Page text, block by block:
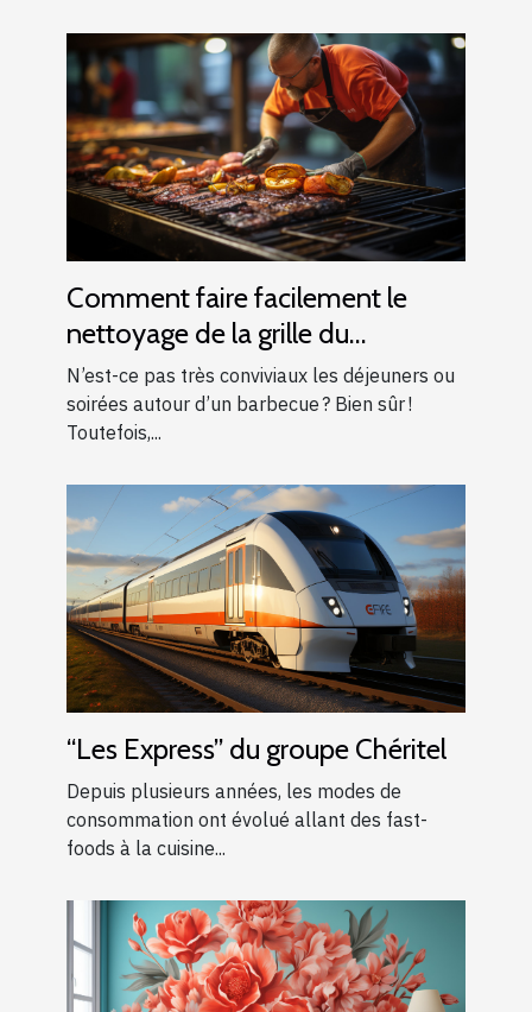
Comment faire facilement le
nettoyage de la grille du
barbecue ?
N’est-ce pas très conviviaux les déjeuners ou
soirées autour d’un barbecue ? Bien sûr !
Toutefois,...
“Les Express” du groupe Chéritel
Depuis plusieurs années, les modes de
consommation ont évolué allant des fast-
foods à la cuisine...